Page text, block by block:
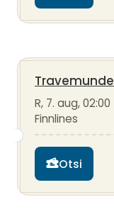
Travemunde
R, 7. aug, 02:00
Finnlines
Otsi